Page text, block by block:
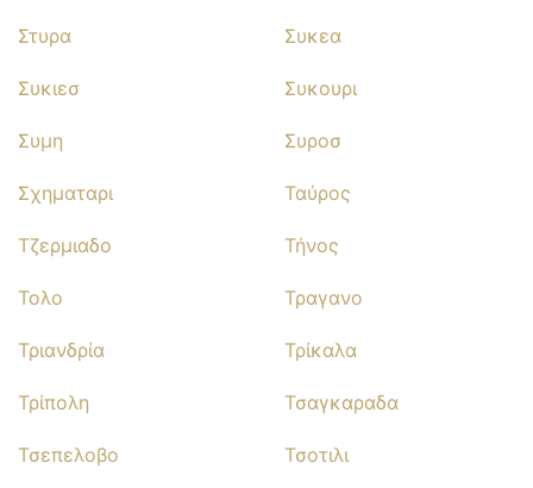
Στυρα Συκεα
Συκιεσ Συκουρι
Συμη Συροσ
Σχηματαρι Ταύρος
Τζερμιαδο Τήνος
Τολο Τραγανο
Τριανδρία Τρίκαλα
Τρίπολη Τσαγκαραδα
Τσεπελοβο Τσοτιλι